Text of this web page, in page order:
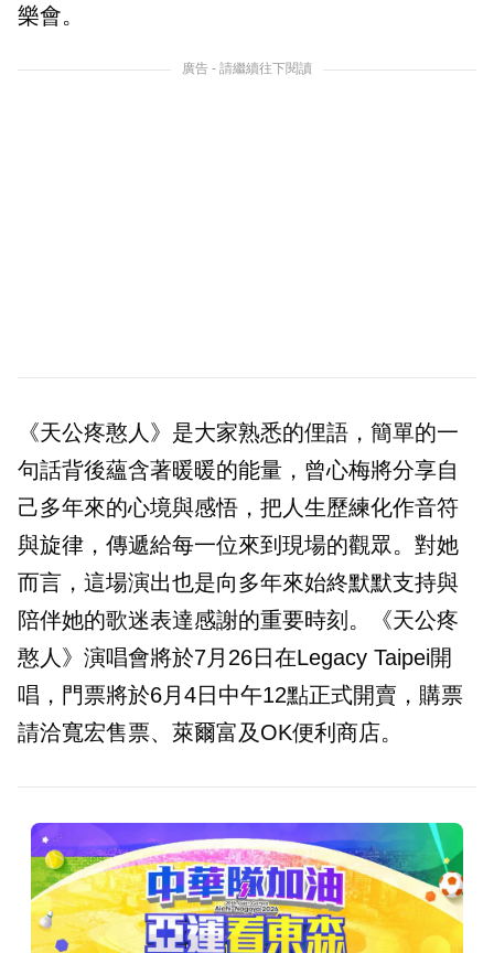
樂會。
廣告 - 請繼續往下閱讀
《天公疼憨人》是大家熟悉的俚語，簡單的一
句話背後蘊含著暖暖的能量，曾心梅將分享自
己多年來的心境與感悟，把人生歷練化作音符
與旋律，傳遞給每一位來到現場的觀眾。對她
而言，這場演出也是向多年來始終默默支持與
陪伴她的歌迷表達感謝的重要時刻。《天公疼
憨人》演唱會將於7月26日在Legacy Taipei開
唱，門票將於6月4日中午12點正式開賣，購票
請洽寬宏售票、萊爾富及OK便利商店。